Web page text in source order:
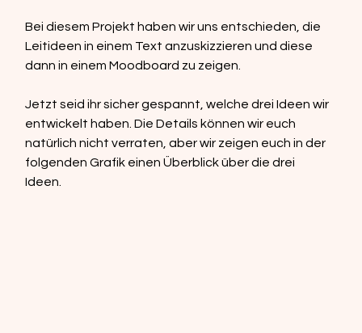
Bei diesem Projekt haben wir uns entschieden, die
Leitideen in einem Text anzuskizzieren und diese
dann in einem Moodboard zu zeigen.
Jetzt seid ihr sicher gespannt, welche drei Ideen wir
entwickelt haben. Die Details können wir euch
natürlich nicht verraten, aber wir zeigen euch in der
folgenden Grafik einen Überblick über die drei
Ideen.